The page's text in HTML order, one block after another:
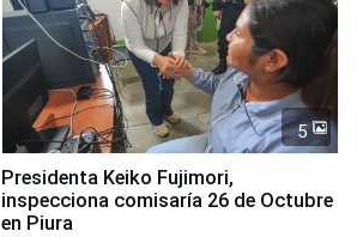
5
Presidenta Keiko Fujimori,
inspecciona comisaría 26 de Octubre
en Piura